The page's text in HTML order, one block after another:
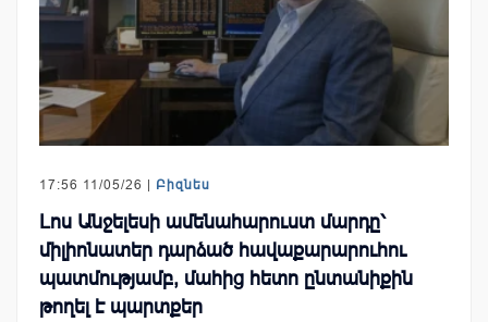
17:56 11/05/26 | Բիզնես
Լոս Անջելեսի ամենահարուստ մարդը՝
միլիոնատեր դարձած հավաքարարուհու
պատմությամբ, մահից հետո ընտանիքին
թողել է պարտքեր